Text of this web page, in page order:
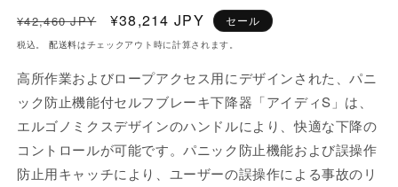
開
く
通
常
格
¥42,460 JPY
セ
ー
価
格
¥38,214 JPY セール
税込。 配送料はチェックアウト時に計算されます。
高所作業およびロープアクセス用にデザインされた、パニ
ック防止機能付セルフブレーキ下降器「アイディS」は、
エルゴノミクスデザインのハンドルにより、快適な下降の
コントロールが可能です。パニック防止機能および誤操作
防止用キャッチにより、ユーザーの誤操作による事故のリ